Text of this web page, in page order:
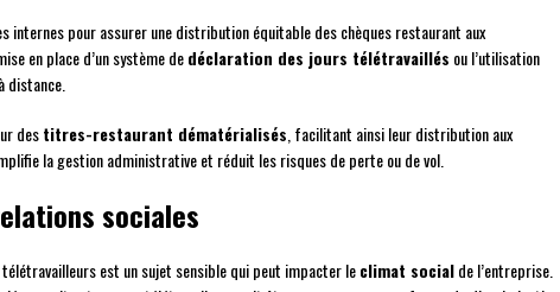
internes pour assurer une distribution équitable des chèques restaurant aux
en place d’un système dedéclaration des jours télétravaillés ou l’utilisation
distance.
destitres-restaurant dématérialisés , facilitant ainsi leur distribution aux
la gestion administrative et réduit les risques de perte ou de vol.
sociales
est un sujet sensible qui peut impacter leclimat socialde l’entreprise.